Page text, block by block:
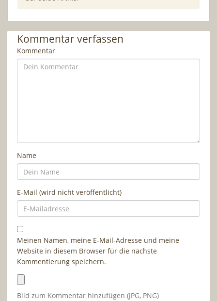
Kommentar verfassen
Kommentar
Name
E-Mail (wird nicht veröffentlicht)
Meinen Namen, meine E-Mail-Adresse und meine
Website in diesem Browser für die nächste
Kommentierung speichern.
Bild zum Kommentar hinzufügen (JPG, PNG)